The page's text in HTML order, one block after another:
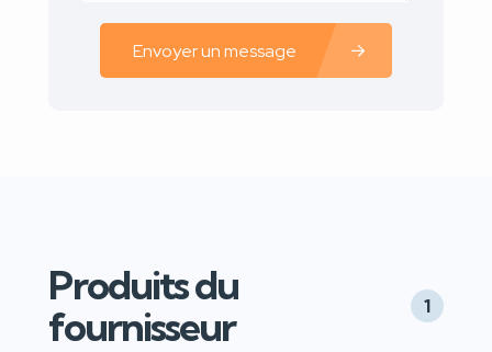
Envoyer un message
Produits du
fournisseur
1